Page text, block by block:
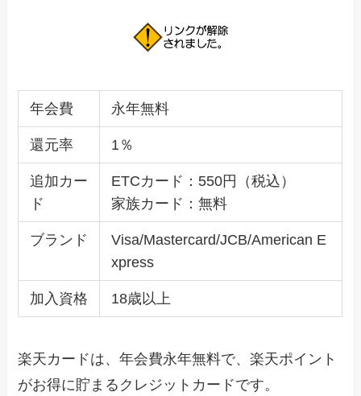
年会費 永年無料
還元率 1％
追加カー
ド
ETCカード：550円（税込）
家族カード：無料
ブランド
Visa/Mastercard/JCB/American E
xpress
加入資格 18歳以上
楽天カードは、年会費永年無料で、楽天ポイント
がお得に貯まるクレジットカードです。